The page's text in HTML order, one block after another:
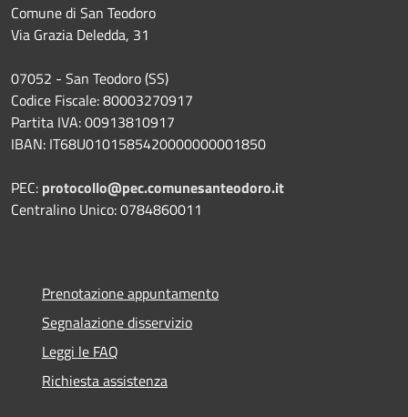
Comune di San Teodoro
Via Grazia Deledda, 31
07052 - San Teodoro (SS)
Codice Fiscale: 80003270917
Partita IVA: 00913810917
IBAN: IT68U0101585420000000001850
PEC: protocollo@pec.comunesanteodoro.it
Centralino Unico: 0784860011
Prenotazione appuntamento
Segnalazione disservizio
Leggi le FAQ
Richiesta assistenza